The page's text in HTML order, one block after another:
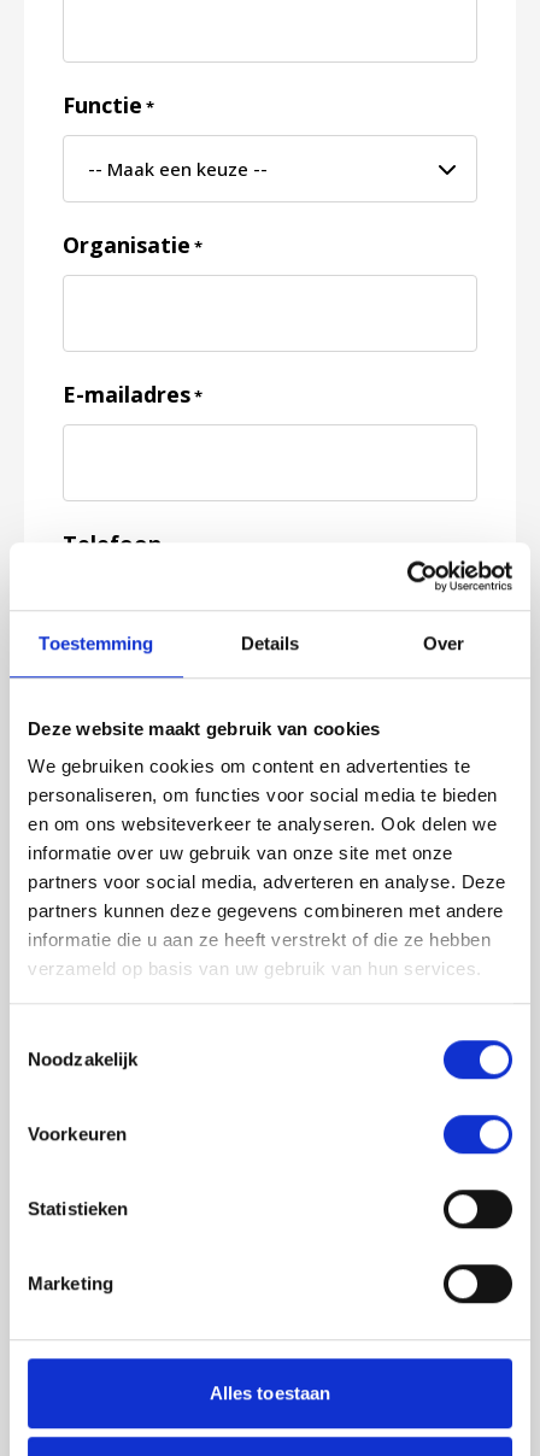
Toestemming Details Over
Deze website maakt gebruik van cookies
We gebruiken cookies om content en advertenties te
personaliseren, om functies voor social media te bieden
en om ons websiteverkeer te analyseren. Ook delen we
informatie over uw gebruik van onze site met onze
partners voor social media, adverteren en analyse. Deze
partners kunnen deze gegevens combineren met andere
informatie die u aan ze heeft verstrekt of die ze hebben
verzameld op basis van uw gebruik van hun services.
Noodzakelijk
Voorkeuren
Statistieken
Marketing
Alles toestaan
Functie *
Organisatie *
E-mailadres*
Telefoon
Jouw feedback wordt verwerkt door de
adviseurs van het team richtlijnen NCJ. Als zij
feedback meegenomen wordt met de
Ik ga akkoord dat mijn gegevens
worden gedeeld met de
zijn bij deze JGZ-richtlijn.